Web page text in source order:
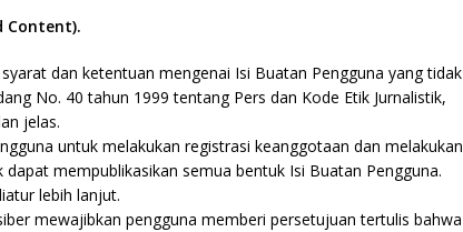
Content).
dan ketentuan mengenai Isi Buatan Pengguna yang tidak
No. 40 tahun 1999 tentang Pers dan Kode Etik Jurnalistik,
jelas.
untuk melakukan registrasi keanggotaan dan melakukan
mempublikasikan semua bentuk Isi Buatan Pengguna.
lebih lanjut.
mewajibkan pengguna memberi persetujuan tertulis bahwa